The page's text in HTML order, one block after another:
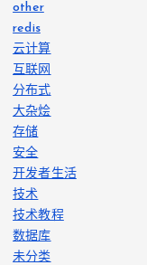
other
redis
云计算
互联网
分布式
大杂烩
存储
安全
开发者生活
技术
技术教程
数据库
未分类